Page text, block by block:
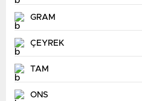
GRAM
ÇEYREK
TAM
ONS
Watford
Crawley Town